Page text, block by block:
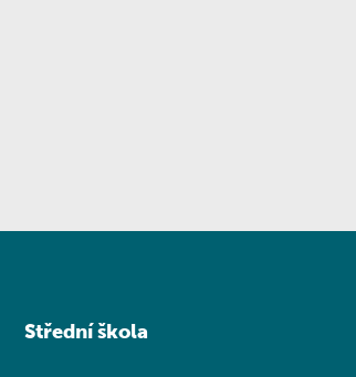
Střední škola